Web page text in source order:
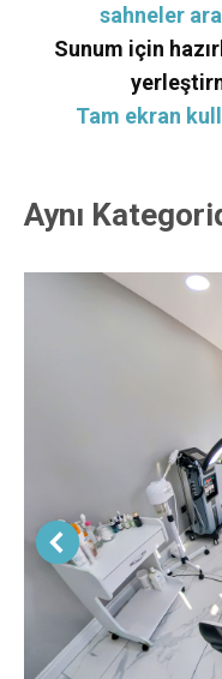
sahneler
Sunum için
Tam ekran
Aynı